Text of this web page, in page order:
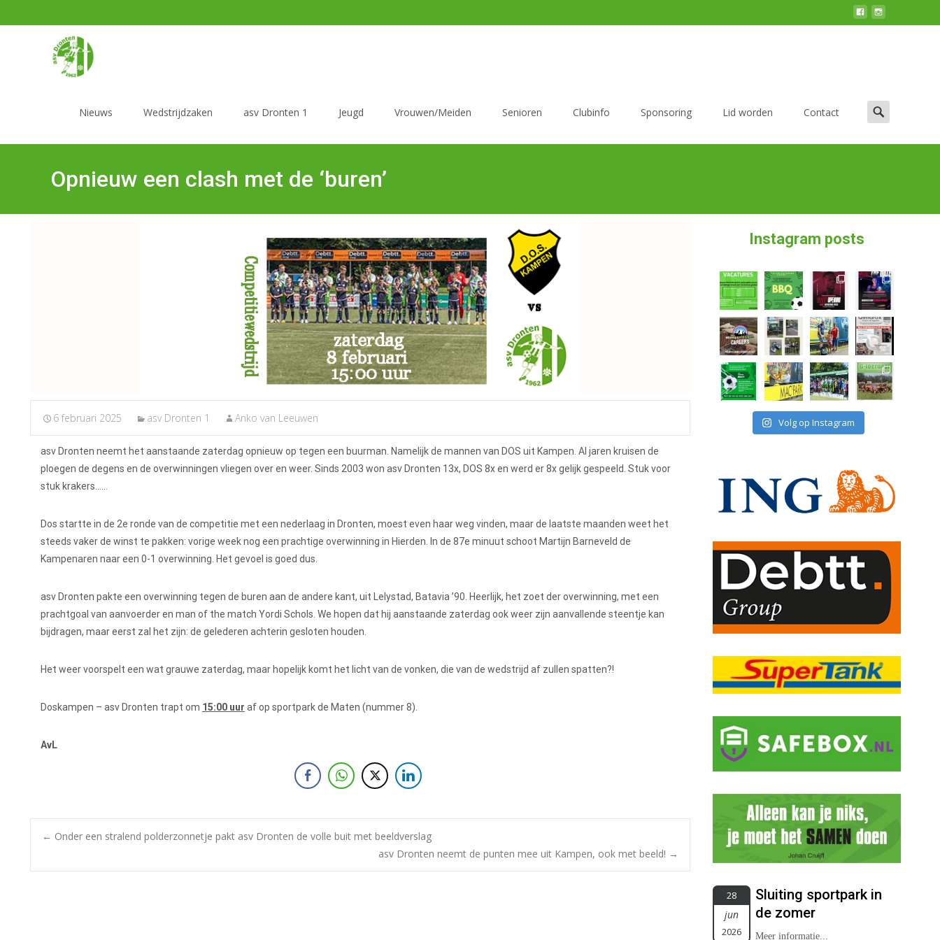
Nieuws Wedstrijdzaken asv Dronten 1 Jeugd Vrouwen/Meiden Senioren Clubinfo Sponsoring Lid worden Contact
Opnieuw een clash met de ‘buren’
6 februari 2025 asv Dronten 1 Anko van Leeuwen
asv Dronten neemt het aanstaande zaterdag opnieuw op tegen een buurman. Namelijk de mannen van DOS uit Kampen. Al jaren kruisen de
ploegen de degens en de overwinningen vliegen over en weer. Sinds 2003 won asv Dronten 13x, DOS 8x en werd er 8x gelijk gespeeld. Stuk voor
stuk krakers……
Dos startte in de 2e ronde van de competitie met een nederlaag in Dronten, moest even haar weg vinden, maar de laatste maanden weet het
steeds vaker de winst te pakken: vorige week nog een prachtige overwinning in Hierden. In de 87e minuut schoot Martijn Barneveld de
Kampenaren naar een 0-1 overwinning. Het gevoel is goed dus.
asv Dronten pakte een overwinning tegen de buren aan de andere kant, uit Lelystad, Batavia ’90. Heerlijk, het zoet der overwinning, met een
prachtgoal van aanvoerder en man of the match Yordi Schols. We hopen dat hij aanstaande zaterdag ook weer zijn aanvallende steentje kan
bijdragen, maar eerst zal het zijn: de gelederen achterin gesloten houden.
Het weer voorspelt een wat grauwe zaterdag, maar hopelijk komt het licht van de vonken, die van de wedstrijd af zullen spatten?!
Doskampen – asv Dronten trapt om 15:00 uur af op sportpark de Maten (nummer 8).
AvL
← Onder een stralend polderzonnetje pakt asv Dronten de volle buit met beeldverslag
asv Dronten neemt de punten mee uit Kampen, ook met beeld! →
Instagram posts
Volg op Instagram
28
jun
2026
Sluiting sportpark in
de zomer
Meer informatie...